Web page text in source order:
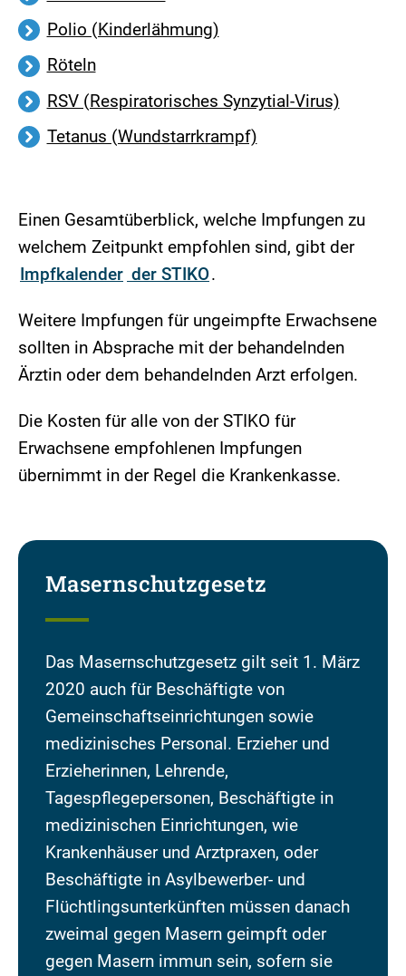
Polio (Kinderlähmung)
Röteln
RSV (Respiratorisches Synzytial-Virus)
Tetanus (Wundstarrkrampf)
Einen Gesamtüberblick, welche Impfungen zu
welchem Zeitpunkt empfohlen sind, gibt der
Impfkalender der STIKO.
Weitere Impfungen für ungeimpfte Erwachsene
sollten in Absprache mit der behandelnden
Ärztin oder dem behandelnden Arzt erfolgen.
Die Kosten für alle von der STIKO für
Erwachsene empfohlenen Impfungen
übernimmt in der Regel die Krankenkasse.
Masernschutzgesetz
Das Masernschutzgesetz gilt seit 1. März
2020 auch für Beschäftigte von
Gemeinschaftseinrichtungen sowie
medizinisches Personal. Erzieher und
Erzieherinnen, Lehrende,
Tagespflegepersonen, Beschäftigte in
medizinischen Einrichtungen, wie
Krankenhäuser und Arztpraxen, oder
Beschäftigte in Asylbewerber- und
Flüchtlingsunterkünften müssen danach
zweimal gegen Masern geimpft oder
gegen Masern immun sein, sofern sie